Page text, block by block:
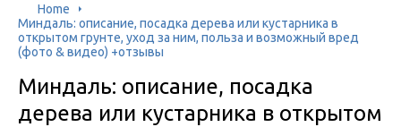
Home
Миндаль: описание, посадка дерева или кустарника в
открытом грунте, уход за ним, польза и возможный вред
(фото & видео) +отзывы
Миндаль: описание, посадка
дерева или кустарника в открытом